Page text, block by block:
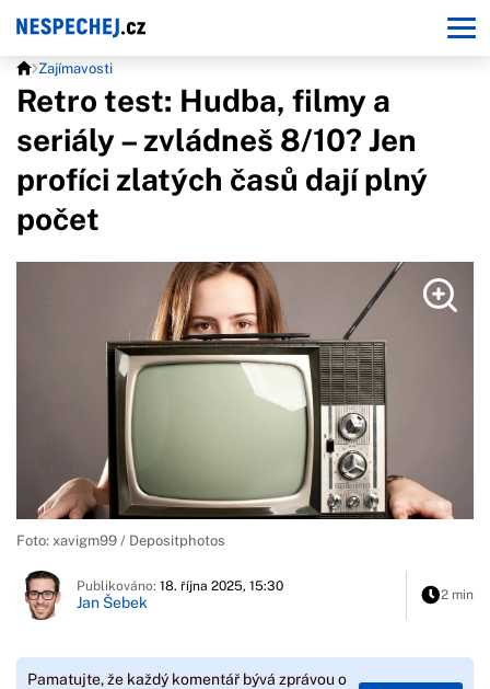
Zajímavosti
Retro test: Hudba, filmy a
seriály – zvládneš 8/10? Jen
profíci zlatých časů dají plný
počet
Foto: xavigm99 / Depositphotos
Publikováno: 18. října 2025, 15:30
Jan Šebek 2 min
Pamatujte, že každý komentář bývá zprávou o